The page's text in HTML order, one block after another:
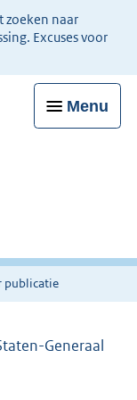
zoeken naar
Excuses voor
Menu
publicatie